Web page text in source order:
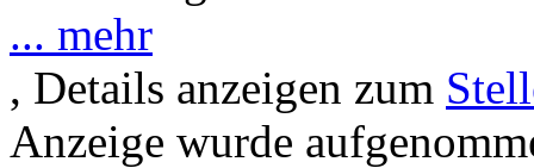
... mehr
, Details anzeigen zum
Anzeige wurde